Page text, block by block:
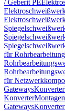
/ Geberit PE
für
für
GatewaysKonverter
Konverter
GatewaysKonverter